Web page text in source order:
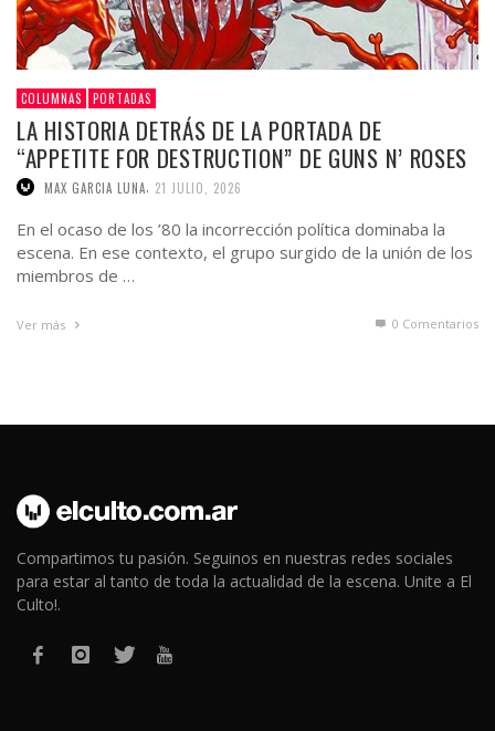
COLUMNAS PORTADAS
LA HISTORIA DETRÁS DE LA PORTADA DE
“APPETITE FOR DESTRUCTION” DE GUNS N’ ROSES
MAX GARCIA LUNA 21 JULIO, 2026
En el ocaso de los ’80 la incorrección política dominaba la
escena. En ese contexto, el grupo surgido de la unión de los
miembros de …
Ver más 0 Comentarios
Compartimos tu pasión. Seguinos en nuestras redes sociales
para estar al tanto de toda la actualidad de la escena. Unite a El
Culto!.